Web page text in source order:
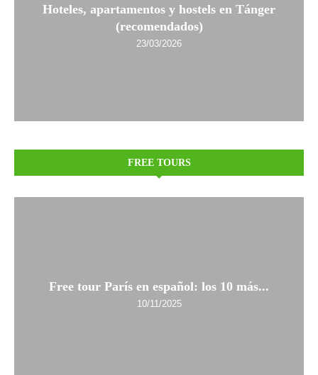
Hoteles, apartamentos y hostels en Tánger
(recomendados)
23/03/2026
FREE TOURS
Free tour París en español: los 10 más...
10/11/2025